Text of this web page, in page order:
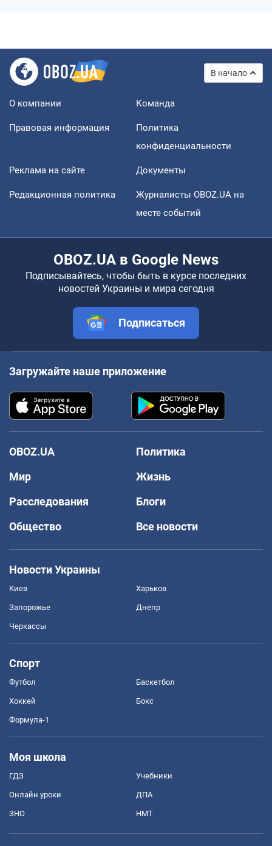
В начало
О компании Команда
Правовая информация
Политика
конфиденциальности
Реклама на сайте Документы
Редакционная политика
Журналисты OBOZ.UA на
месте событий
OBOZ.UA в Google News
Подписывайтесь, чтобы быть в курсе последних
новостей Украины и мира сегодня
Подписаться
Загружайте наше приложение
OBOZ.UA
Политика
Мир
Жизнь
Расследования
Блоги
Общество
Все новости
Новости Украины
Киев Харьков
Запорожье Днепр
Черкассы
Спорт
Футбол Баскетбол
Хоккей Бокс
Формула-1
Моя школа
ГДЗ Учебники
Онлайн уроки ДПА
ЗНО НМТ